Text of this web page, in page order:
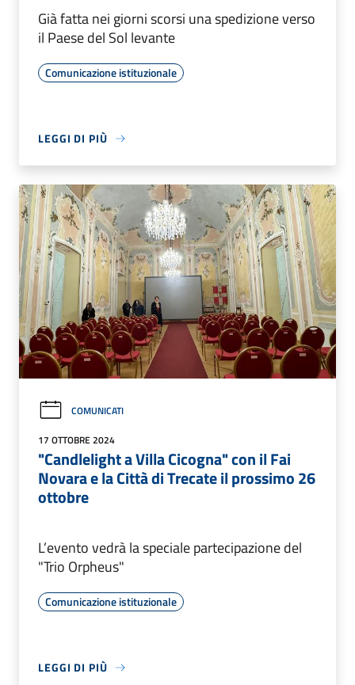
Già fatta nei giorni scorsi una spedizione verso
il Paese del Sol levante
Comunicazione istituzionale
LEGGI DI PIÙ
COMUNICATI
17 OTTOBRE 2024
"Candlelight a Villa Cicogna" con il Fai
Novara e la Città di Trecate il prossimo 26
ottobre
L’evento vedrà la speciale partecipazione del
"Trio Orpheus"
Comunicazione istituzionale
LEGGI DI PIÙ